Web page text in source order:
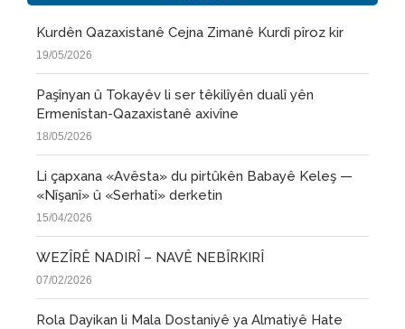
Kurdên Qazaxistanê Cejna Zimanê Kurdî pîroz kir
19/05/2026
Paşînyan û Tokayêv li ser têkilîyên dualî yên
Ermenîstan-Qazaxistanê axivîne
18/05/2026
Li çapxana «Avêsta» du pirtûkên Babayê Keleş —
«Nîşanî» û «Serhatî» derketin
15/04/2026
WEZÎRÊ NADIRÎ – NAVÊ NEBÎRKIRÎ
07/02/2026
Rola Dayikan li Mala Dostaniyê ya Almatiyê Hate